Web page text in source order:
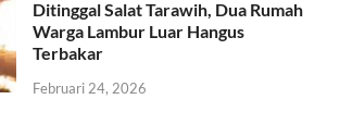
Ditinggal Salat Tarawih, Dua Rumah
Warga Lambur Luar Hangus
Terbakar
Februari 24, 2026